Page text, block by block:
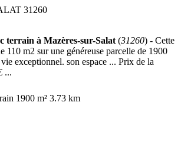
31260
terrain à Mazères-sur-Salat (31260) - Cette
110 m2 sur une généreuse parcelle de 1900
exceptionnel. son espace ... Prix de la
...
1900 m² 3.73 km